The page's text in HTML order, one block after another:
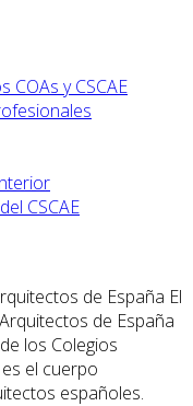
COAs y CSCAE
CSCAE
El
de España
los Colegios
el cuerpo
españoles.